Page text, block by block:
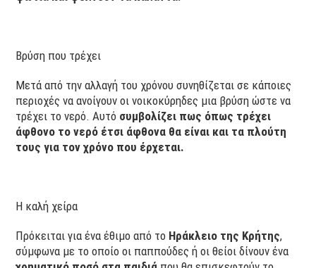
Βρύση που τρέχει
Μετά από την αλλαγή του χρόνου συνηθίζεται σε κάποιες
περιοχές να ανοίγουν οι νοικοκύρηδες μια βρύση ώστε να
τρέχει το νερό. Αυτό συμβολίζει πως όπως τρέχει
άφθονο το νερό έτσι άφθονα θα είναι και τα πλούτη
τους για τον χρόνο που έρχεται.
Η καλή χείρα
Πρόκειται για ένα έθιμο από το Ηράκλειο της Κρήτης,
σύμφωνα με το οποίο οι παππούδες ή οι θείοι δίνουν ένα